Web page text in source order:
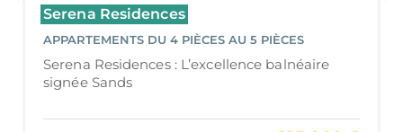
Serena Residences
APPARTEMENTS DU 4 PIÈCES AU 5 PIÈCES
Serena Residences : L’excellence balnéaire
signée Sands